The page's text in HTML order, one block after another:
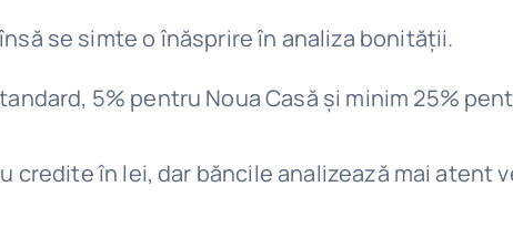
se simte o înăsprire în analiza bonității.
5% pentru Noua Casă și minim 25%
în lei, dar băncile analizează mai atent